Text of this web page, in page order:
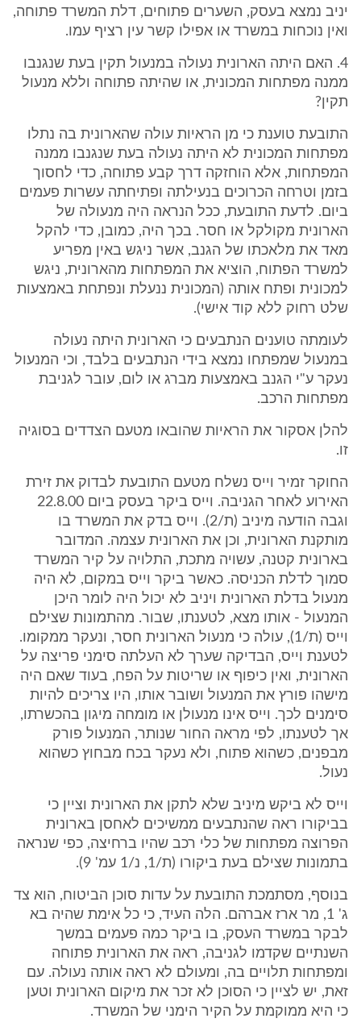
יניב נמצא בעסק, השערים פתוחים, דלת המשרד פתוחה,
ואין נוכחות במשרד או אפילו קשר עין רציף עמו.
4. האם היתה הארונית נעולה במנעול תקין בעת שנגנבו
ממנה מפתחות המכונית, או שהיתה פתוחה וללא מנעול
תקין?
התובעת טוענת כי מן הראיות עולה שהארונית בה נתלו
מפתחות המכונית לא היתה נעולה בעת שנגנבו ממנה
המפתחות, אלא הוחזקה דרך קבע פתוחה, כדי לחסוך
בזמן וטרחה הכרוכים בנעילתה ופתיחתה עשרות פעמים
ביום. לדעת התובעת, ככל הנראה היה מנעולה של
הארונית מקולקל או חסר. בכך היה, כמובן, כדי להקל
מאד את מלאכתו של הגנב, אשר ניגש באין מפריע
למשרד הפתוח, הוציא את המפתחות מהארונית, ניגש
למכונית ופתח אותה (המכונית ננעלת ונפתחת באמצעות
שלט רחוק ללא קוד אישי).
לעומתה טוענים הנתבעים כי הארונית היתה נעולה
במנעול שמפתחו נמצא בידי הנתבעים בלבד, וכי המנעול
נעקר ע"י הגנב באמצעות מברג או לום, עובר לגניבת
מפתחות הרכב.
להלן אסקור את הראיות שהובאו מטעם הצדדים בסוגיה
זו.
החוקר זמיר וייס נשלח מטעם התובעת לבדוק את זירת
האירוע לאחר הגניבה. וייס ביקר בעסק ביום 22.8.00
וגבה הודעה מיניב (ת/2). וייס בדק את המשרד בו
מותקנת הארונית, וכן את הארונית עצמה. המדובר
בארונית קטנה, עשויה מתכת, התלויה על קיר המשרד
סמוך לדלת הכניסה. כאשר ביקר וייס במקום, לא היה
מנעול בדלת הארונית ויניב לא יכול היה לומר היכן
המנעול - אותו מצא, לטענתו, שבור. מהתמונות שצילם
וייס (ת/1), עולה כי מנעול הארונית חסר, ונעקר ממקומו.
לטענת וייס, הבדיקה שערך לא העלתה סימני פריצה על
הארונית, ואין כיפוף או שריטות על הפח, בעוד שאם היה
מישהו פורץ את המנעול ושובר אותו, היו צריכים להיות
סימנים לכך. וייס אינו מנעולן או מומחה מיגון בהכשרתו,
אך לטענתו, לפי מראה החור שנותר, המנעול פורק
מבפנים, כשהוא פתוח, ולא נעקר בכח מבחוץ כשהוא
נעול.
וייס לא ביקש מיניב שלא לתקן את הארונית וציין כי
בביקורו ראה שהנתבעים ממשיכים לאחסן בארונית
הפרוצה מפתחות של כלי רכב שהיו ברחיצה, כפי שנראה
בתמונות שצילם בעת ביקורו (ת/1, נ/1 עמ' 9).
בנוסף, מסתמכת התובעת על עדות סוכן הביטוח, הוא צד
ג' 1, מר ארז אברהם. הלה העיד, כי כל אימת שהיה בא
לבקר במשרד העסק, בו ביקר כמה פעמים במשך
השנתיים שקדמו לגניבה, ראה את הארונית פתוחה
ומפתחות תלויים בה, ומעולם לא ראה אותה נעולה. עם
זאת, יש לציין כי הסוכן לא זכר את מיקום הארונית וטען
כי היא ממוקמת על הקיר הימני של המשרד.